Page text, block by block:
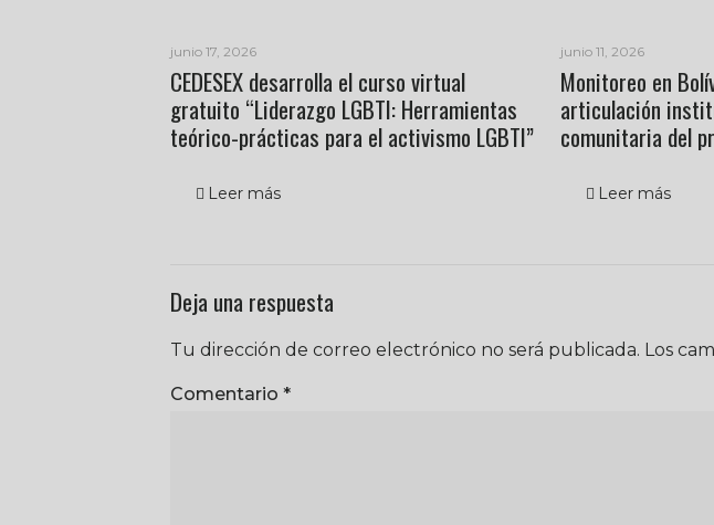
junio 17, 2026
CEDESEX desarrolla el curso virtual
gratuito “Liderazgo LGBTI: Herramientas
teórico-prácticas para el activismo LGBTI”
Leer más
junio 11, 2026
Monitoreo en
articulación
comunitaria del
Leer más
Deja una respuesta
Tu dirección de correo electrónico no será publicada. Los
Comentario *